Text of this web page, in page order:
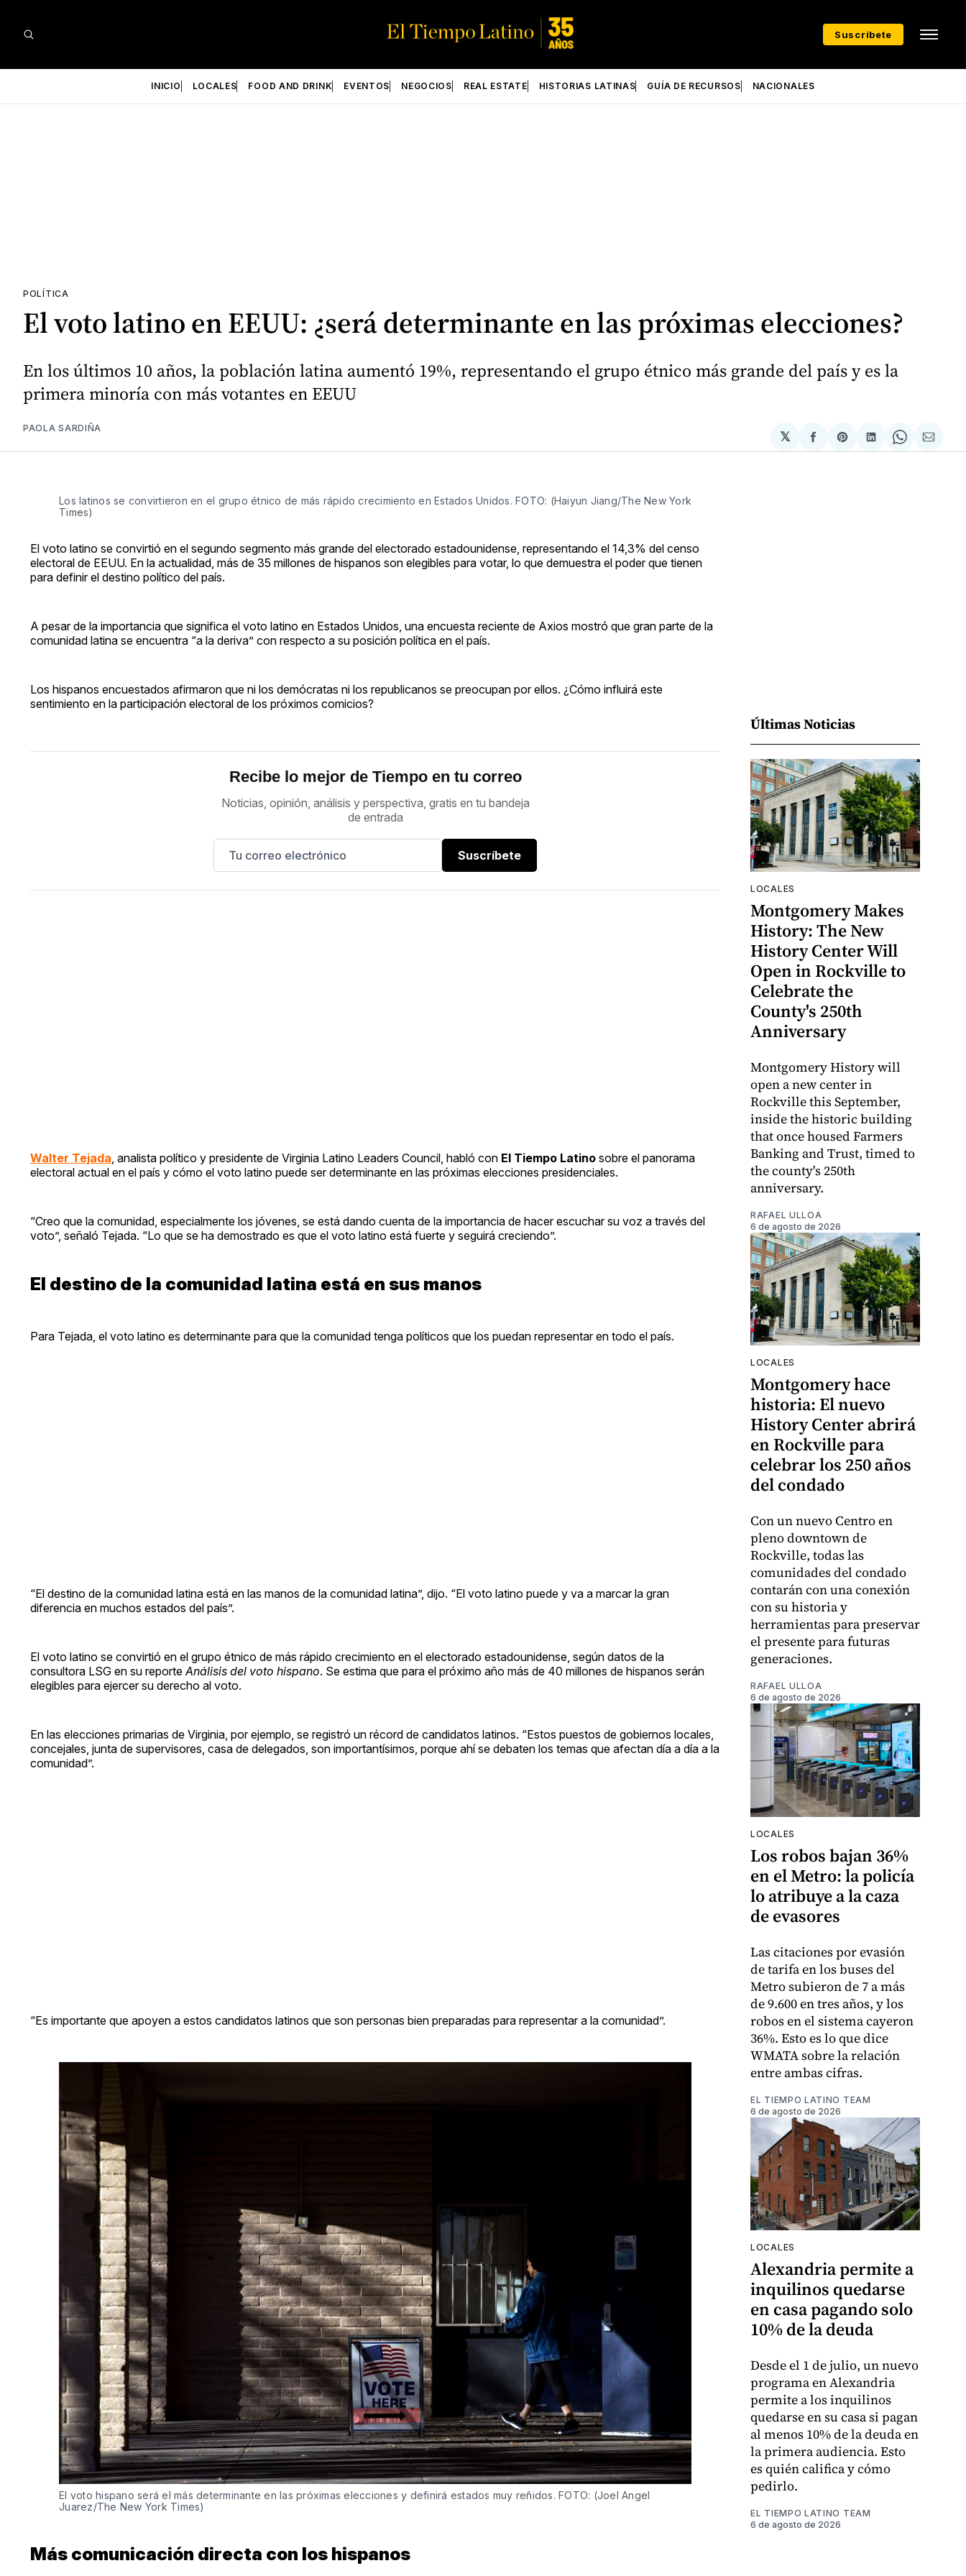
Suscríbete
INICIO LOCALES FOOD AND DRINK EVENTOS NEGOCIOS REAL ESTATE HISTORIAS LATINAS GUÍA DE RECURSOS NACIONALES
POLÍTICA
El voto latino en EEUU: ¿será determinante en las próximas elecciones?
En los últimos 10 años, la población latina aumentó 19%, representando el grupo étnico más grande del país y es la
primera minoría con más votantes en EEUU
PAOLA SARDIÑA
𝕏
Compartir
en
Share
on
Compartir
en
Share
on
via
Los latinos se convirtieron en el grupo étnico de más rápido crecimiento en Estados Unidos. FOTO: (Haiyun Jiang/The New York
Times)
El voto latino se convirtió en el segundo segmento más grande del electorado estadounidense, representando el 14,3% del censo
electoral de EEUU. En la actualidad, más de 35 millones de hispanos son elegibles para votar, lo que demuestra el poder que tienen
para definir el destino político del país.
A pesar de la importancia que significa el voto latino en Estados Unidos, una encuesta reciente de Axios mostró que gran parte de la
comunidad latina se encuentra “a la deriva” con respecto a su posición política en el país.
Los hispanos encuestados afirmaron que ni los demócratas ni los republicanos se preocupan por ellos. ¿Cómo influirá este
sentimiento en la participación electoral de los próximos comicios?
Recibe lo mejor de Tiempo en tu correo
Noticias, opinión, análisis y perspectiva, gratis en tu bandeja
de entrada
Suscríbete
Walter Tejada , analista político y presidente de Virginia Latino Leaders Council, habló con El Tiempo Latino sobre el panorama
electoral actual en el país y cómo el voto latino puede ser determinante en las próximas elecciones presidenciales.
“Creo que la comunidad, especialmente los jóvenes, se está dando cuenta de la importancia de hacer escuchar su voz a través del
voto”, señaló Tejada. “Lo que se ha demostrado es que el voto latino está fuerte y seguirá creciendo”.
El destino de la comunidad latina está en sus manos
Para Tejada, el voto latino es determinante para que la comunidad tenga políticos que los puedan representar en todo el país.
“El destino de la comunidad latina está en las manos de la comunidad latina”, dijo. “El voto latino puede y va a marcar la gran
diferencia en muchos estados del país”.
El voto latino se convirtió en el grupo étnico de más rápido crecimiento en el electorado estadounidense, según datos de la
consultora LSG en su reporte Análisis del voto hispano. Se estima que para el próximo año más de 40 millones de hispanos serán
elegibles para ejercer su derecho al voto.
En las elecciones primarias de Virginia, por ejemplo, se registró un récord de candidatos latinos. “Estos puestos de gobiernos locales,
concejales, junta de supervisores, casa de delegados, son importantísimos, porque ahí se debaten los temas que afectan día a día a la
comunidad”.
“Es importante que apoyen a estos candidatos latinos que son personas bien preparadas para representar a la comunidad”.
El voto hispano será el más determinante en las próximas elecciones y definirá estados muy reñidos. FOTO: (Joel Angel
Juarez/The New York Times)
Más comunicación directa con los hispanos
Últimas Noticias
LOCALES
Montgomery Makes
History: The New
History Center Will
Open in Rockville to
Celebrate the
County's 250th
Anniversary
Montgomery History will
open a new center in
Rockville this September,
inside the historic building
that once housed Farmers
Banking and Trust, timed to
the county's 250th
anniversary.
RAFAEL ULLOA
6 de agosto de 2026
LOCALES
Montgomery hace
historia: El nuevo
History Center abrirá
en Rockville para
celebrar los 250 años
del condado
Con un nuevo Centro en
pleno downtown de
Rockville, todas las
comunidades del condado
contarán con una conexión
con su historia y
herramientas para preservar
el presente para futuras
generaciones.
RAFAEL ULLOA
6 de agosto de 2026
LOCALES
Los robos bajan 36%
en el Metro: la policía
lo atribuye a la caza
de evasores
Las citaciones por evasión
de tarifa en los buses del
Metro subieron de 7 a más
de 9.600 en tres años, y los
robos en el sistema cayeron
36%. Esto es lo que dice
WMATA sobre la relación
entre ambas cifras.
EL TIEMPO LATINO TEAM
6 de agosto de 2026
LOCALES
Alexandria permite a
inquilinos quedarse
en casa pagando solo
10% de la deuda
Desde el 1 de julio, un nuevo
programa en Alexandria
permite a los inquilinos
quedarse en su casa si pagan
al menos 10% de la deuda en
la primera audiencia. Esto
es quién califica y cómo
pedirlo.
EL TIEMPO LATINO TEAM
6 de agosto de 2026